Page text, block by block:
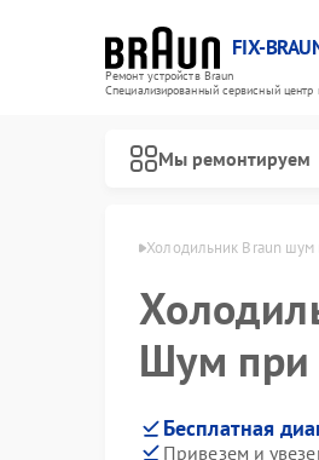
FIX-
Ремонт устройств Braun
Специализированный cервисный центр
Мы ремонтируем
Braun в Москве Холодильник Braun шум
Шум при
Бесплатная
Привезем и